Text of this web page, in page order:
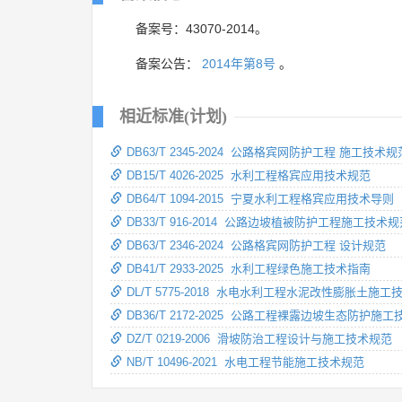
备案号：43070-2014。
备案公告： 2014年第8号 。
相近标准(计划)
DB63/T 2345-2024 公路格宾网防护工程 施工技术规
DB15/T 4026-2025 水利工程格宾应用技术规范
DB64/T 1094-2015 宁夏水利工程格宾应用技术导则
DB33/T 916-2014 公路边坡植被防护工程施工技术规
DB63/T 2346-2024 公路格宾网防护工程 设计规范
DB41/T 2933-2025 水利工程绿色施工技术指南
DL/T 5775-2018 水电水利工程水泥改性膨胀土施工
DB36/T 2172-2025 公路工程裸露边坡生态防护施工
DZ/T 0219-2006 滑坡防治工程设计与施工技术规范
NB/T 10496-2021 水电工程节能施工技术规范